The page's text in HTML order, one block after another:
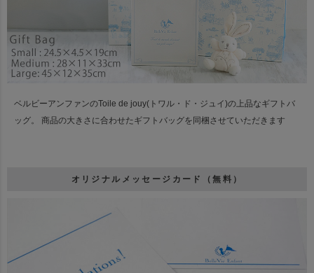
ベルビーアンファンのToile de jouy(トワル・ド・ジュイ)の上品なギフトバ
ッグ。
商品の大きさに合わせたギフトバッグを同梱させていただきます
オリジナルメッセージカード（無料）